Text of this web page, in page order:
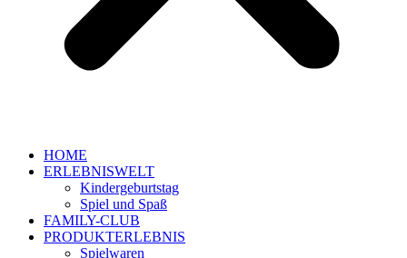
HOME
ERLEBNISWELT
Kindergeburtstag
Spiel und Spaß
FAMILY-CLUB
PRODUKTERLEBNIS
Spielwaren